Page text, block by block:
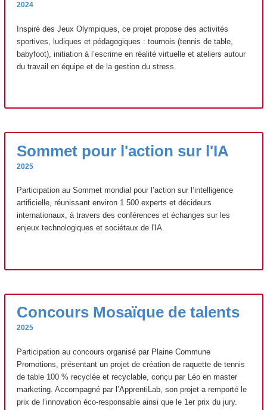
2024
Inspiré des Jeux Olympiques, ce projet propose des activités
sportives, ludiques et pédagogiques : tournois (tennis de table,
babyfoot), initiation à l’escrime en réalité virtuelle et ateliers autour
du travail en équipe et de la gestion du stress.
Sommet pour l'action sur l'IA
2025
Participation au Sommet mondial pour l’action sur l’intelligence
artificielle, réunissant environ 1 500 experts et décideurs
internationaux, à travers des conférences et échanges sur les
enjeux technologiques et sociétaux de l'IA.
Concours Mosaïque de talents
2025
Participation au concours organisé par Plaine Commune
Promotions, présentant un projet de création de raquette de tennis
de table 100 % recyclée et recyclable, conçu par Léo en master
marketing. Accompagné par l’ApprentiLab, son projet a remporté le
prix de l’innovation éco-responsable ainsi que le 1er prix du jury.